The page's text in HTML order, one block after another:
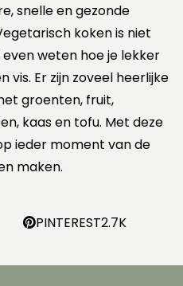
snelle en gezonde
koken is niet
weten hoe je lekker
vis. Er zijn zoveel heerlijke
groenten, fruit,
kaas en tofu. Met deze
ieder moment van de
maken.
PINTEREST2.7K